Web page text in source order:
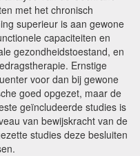
met het chronisch
superieur is aan gewone
capaciteiten en
gezondheidstoestand, en
Ernstige
voor dan bij gewone
goed opgezet, maar de
geïncludeerde studies is
van bewijskracht van de
studies deze besluiten